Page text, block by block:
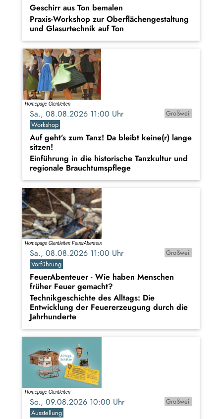
Geschirr aus Ton bemalen
Praxis-Workshop zur Oberflächengestaltung
und Glasurtechnik auf Ton
Sa., 08.08.2026 11:00 Uhr
Großweil
Workshop
Auf geht’s zum Tanz! Da bleibt keine(r) lange
sitzen!
Einführung in die historische Tanzkultur und
regionale Brauchtumspflege
Sa., 08.08.2026 11:00 Uhr
Großweil
Vorführung
FeuerAbenteuer - Wie haben Menschen
früher Feuer gemacht?
Technikgeschichte des Alltags: Die
Entwicklung der Feuererzeugung durch die
Jahrhunderte
So., 09.08.2026 10:00 Uhr
Großweil
Ausstellung